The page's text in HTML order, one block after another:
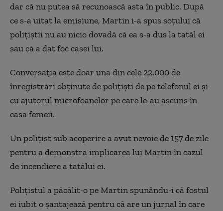
dar că nu putea să recunoască asta în public. După
ce s-a uitat la emisiune, Martin i-a spus soțului că
polițiștii nu au nicio dovadă că ea s-a dus la tatăl ei
sau că a dat foc casei lui.
Conversația este doar una din cele 22.000 de
înregistrări obținute de polițiști de pe telefonul ei și
cu ajutorul microfoanelor pe care le-au ascuns în
casa femeii.
Un polițist sub acoperire a avut nevoie de 157 de zile
pentru a demonstra implicarea lui Martin în cazul
de incendiere a tatălui ei.
Polițistul a păcălit-o pe Martin spunându-i că fostul
ei iubit o șantajează pentru că are un jurnal în care